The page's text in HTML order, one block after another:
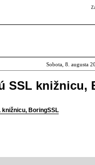
Sobota, 8. augusta
SSL knižnicu,
knižnicu, BoringSSL